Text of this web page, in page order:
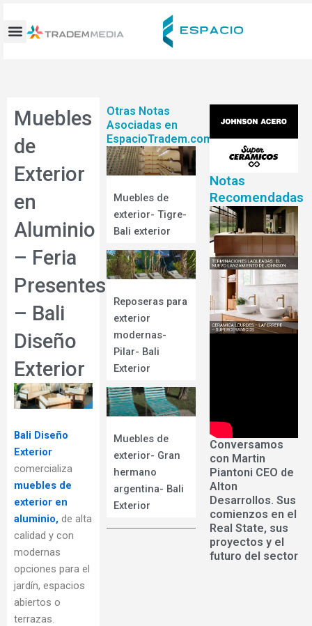
contenido
Muebles
de
Exterior
en
Aluminio
– Feria
Presentes
– Bali
Diseño
Exterior
Bali Diseño
Exterior
comercializa
muebles de
exterior en
aluminio, de alta
calidad y con
modernas
opciones para el
jardín, espacios
abiertos o
terrazas.
Otras Notas
Asociadas en
EspacioTradem.com
Muebles de
exterior- Tigre-
Bali exterior
Reposeras para
exterior
modernas-
Pilar- Bali
Exterior
Muebles de
exterior- Gran
hermano
argentina- Bali
Exterior
Notas
Recomendadas
Conversamos
con Martin
Piantoni CEO de
Alton
Desarrollos. Sus
comienzos en el
Real State, sus
proyectos y el
futuro del sector